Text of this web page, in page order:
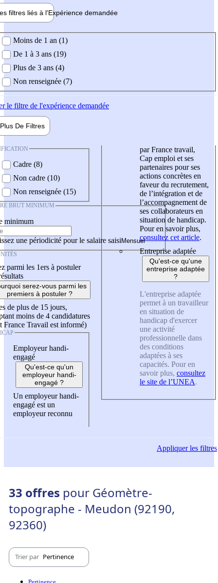
filtres liés à l'Expérience demandée
demandée
Moins de 1 an (1)
De 1 à 3 ans (19)
Plus de 3 ans (4)
Non renseignée (7)
le filtre de l'expérience demandée
Plus De Filtres
Cadre (8)
Non cadre (10)
Non renseignée (15)
BRUT MINIMUM
minimum
une périodicité pour le salaire saisi
parmi les 1ers à postuler
serez-vous parmi les
premiers à postuler ?
de plus de 15 jours,
moins de 4 candidatures
France Travail est informé)
Employeur handi-
engagé
Qu'est-ce qu'un
employeur handi-
engagé ?
Un employeur handi-
engagé est un
employeur reconnu
par France travail,
Cap emploi et ses
partenaires pour ses
actions concrètes en
faveur du recrutement,
de l’intégration et de
l’accompagnement de
ses collaborateurs en
situation de handicap.
Pour en savoir plus,
consultez cet article.
Entreprise adaptée
Qu'est-ce qu'une
entreprise adaptée
?
L'entreprise adaptée
permet à un travailleur
en situation de
handicap d'exercer
une activité
professionnelle dans
des conditions
adaptées à ses
capacités. Pour en
savoir plus, consultez
le site de l’UNEA.
Appliquerles filtres
33 offres pour Géomètre-
topographe - Meudon (92190,
92360)
Trier par Pertinence